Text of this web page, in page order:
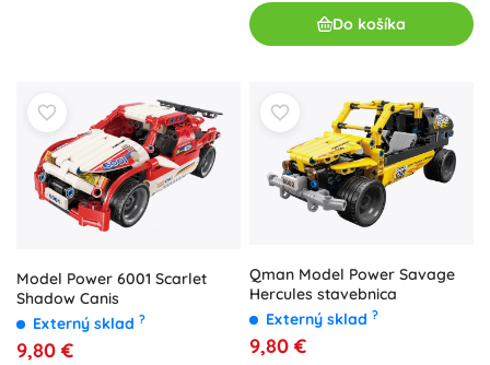
Do košíka
Model Power 6001 Scarlet
Shadow Canis
Externý sklad ?
9,80 €
Qman Model Power Savage
Hercules stavebnica
Externý sklad ?
9,80 €